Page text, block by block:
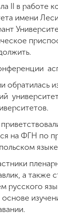
II в работе
имени
на ФГН по
а также
русского